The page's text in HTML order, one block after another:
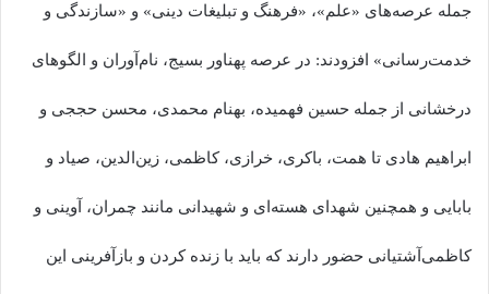
جمله عرصه‌های «علم»، «فرهنگ و تبلیغات دینی» و «سازندگی و
خدمت‌رسانی» افزودند: در عرصه پهناور بسیج، نام‌آوران و الگوهای
درخشانی از جمله حسین فهمیده، بهنام محمدی، محسن حججی و
ابراهیم هادی تا همت، باکری، خرازی، کاظمی، زین‌الدین، صیاد و
بابایی و همچنین شهدای هسته‌ای و شهیدانی مانند چمران، آوینی و
کاظمی‌آشتیانی حضور دارند که باید با زنده کردن و بازآفرینی این